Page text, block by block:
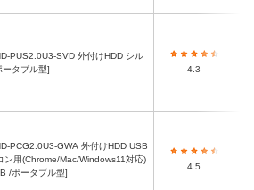
タブル型]
4.3
ン用(Chrome/Mac/Windows11対応)
/ポータブル型]
4.5